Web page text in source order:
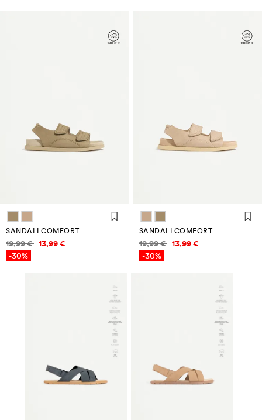
SANDALI COMFORT
Informazioni sui prezzi
19,99 € 13,99 €
-30%
SANDALI COMFORT
Informazioni sui prezzi
19,99 € 13,99 €
-30%